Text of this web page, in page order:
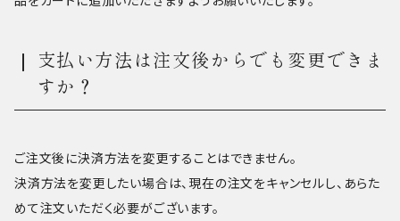
支払い方法は注文後からでも変更できま
すか？
ご注文後に決済方法を変更することはできません。
決済方法を変更したい場合は、現在の注文をキャンセルし、あらた
めて注文いただく必要がございます。